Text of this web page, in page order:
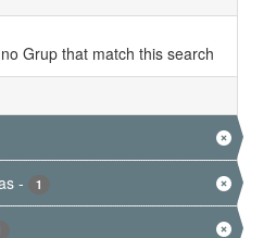
Grup that match this search
- 1